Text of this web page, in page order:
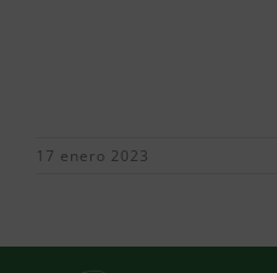
17 enero 2023